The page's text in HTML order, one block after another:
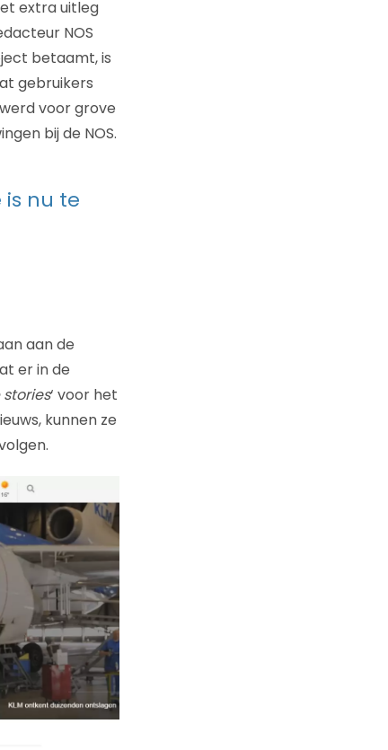
extra uitleg
NOS
betaamt, is
gebruikers
voor grove
bij de NOS.
is nu te
aan de
er in de
‘ voor het
kunnen ze